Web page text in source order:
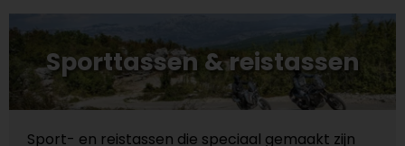
Sporttassen & reistassen
Sport- en reistassen die speciaal gemaakt zijn